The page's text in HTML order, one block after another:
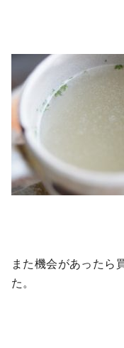
また機会があったら
た。